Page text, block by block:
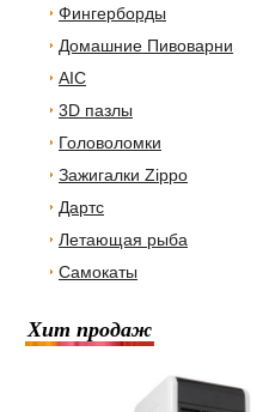
Фингерборды
Домашние Пивоварни
AIC
3D пазлы
Головоломки
Зажигалки Zippo
Дартс
Летающая рыба
Самокаты
Хит продаж